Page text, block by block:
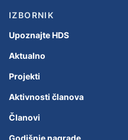
IZBORNIK
Upoznajte HDS
Aktualno
Projekti
Aktivnosti članova
Članovi